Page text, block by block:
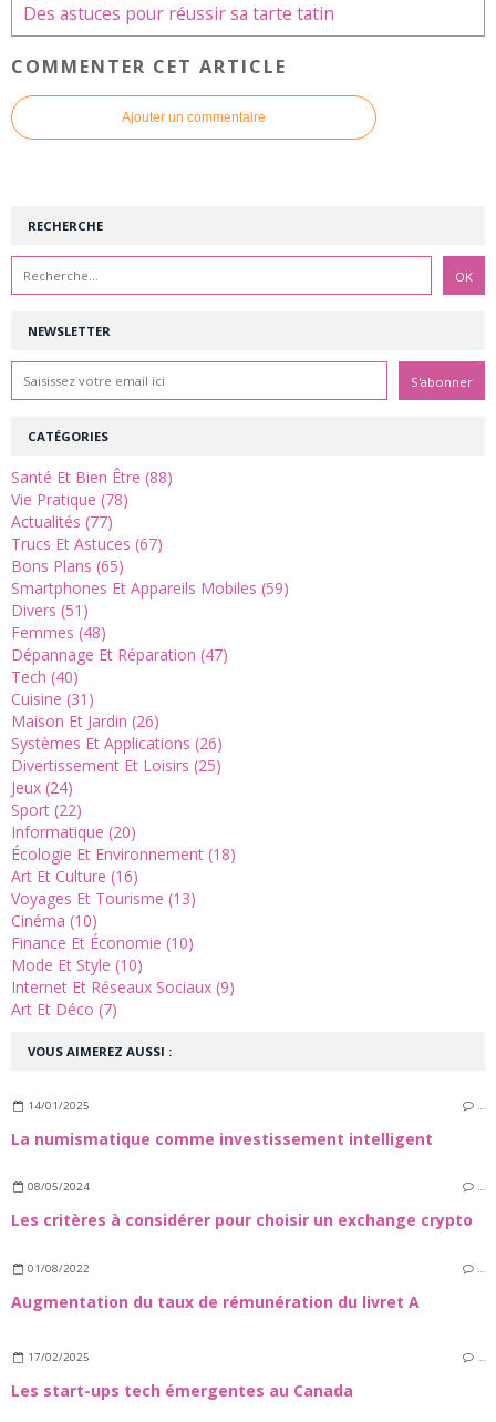
Des astuces pour réussir sa tarte tatin
COMMENTER CET ARTICLE
Ajouter un commentaire
NEWSLETTER
RECHERCHE
VOUS AIMEREZ AUSSI :
14/01/2025 …
La numismatique comme investissement intelligent
08/05/2024 …
Les critères à considérer pour choisir un exchange crypto
01/08/2022 …
Augmentation du taux de rémunération du livret A
17/02/2025 …
Les start-ups tech émergentes au Canada
CATÉGORIES
Santé Et Bien Être (88)
Vie Pratique (78)
Actualités (77)
Trucs Et Astuces (67)
Bons Plans (65)
Smartphones Et Appareils Mobiles (59)
Divers (51)
Femmes (48)
Dépannage Et Réparation (47)
Tech (40)
Cuisine (31)
Maison Et Jardin (26)
Systèmes Et Applications (26)
Divertissement Et Loisirs (25)
Jeux (24)
Sport (22)
Informatique (20)
Écologie Et Environnement (18)
Art Et Culture (16)
Voyages Et Tourisme (13)
Cinéma (10)
Finance Et Économie (10)
Mode Et Style (10)
Internet Et Réseaux Sociaux (9)
Art Et Déco (7)